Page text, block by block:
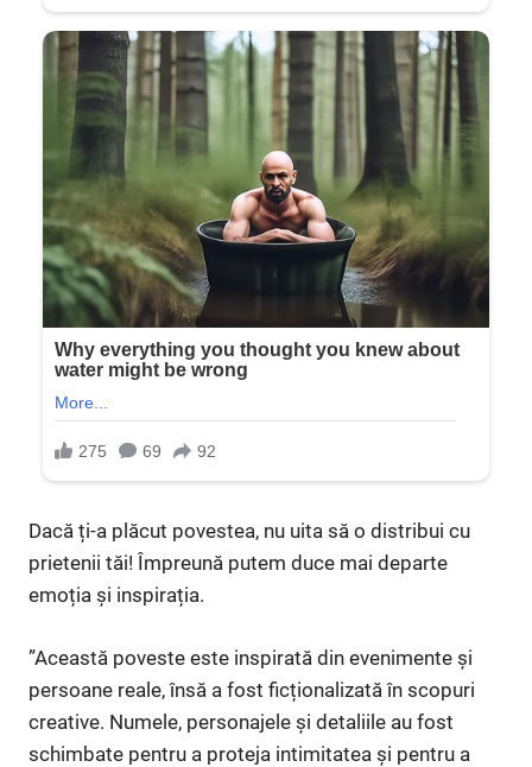
Dacă ți-a plăcut povestea, nu uita să o distribui cu
prietenii tăi! Împreună putem duce mai departe
emoția și inspirația.
”Această poveste este inspirată din evenimente și
persoane reale, însă a fost ficționalizată în scopuri
creative. Numele, personajele și detaliile au fost
schimbate pentru a proteja intimitatea și pentru a